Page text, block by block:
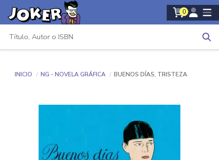
0
INICIO NG - NOVELA GRÁFICA BUENOS DÍAS, TRISTEZA